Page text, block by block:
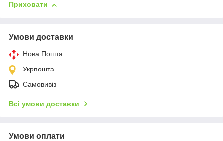
Приховати
Умови доставки
Нова Пошта
Укрпошта
Самовивіз
Всі умови доставки
Умови оплати